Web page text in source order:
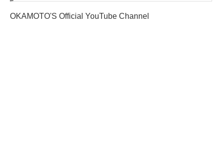
OKAMOTO'S Official YouTube Channel